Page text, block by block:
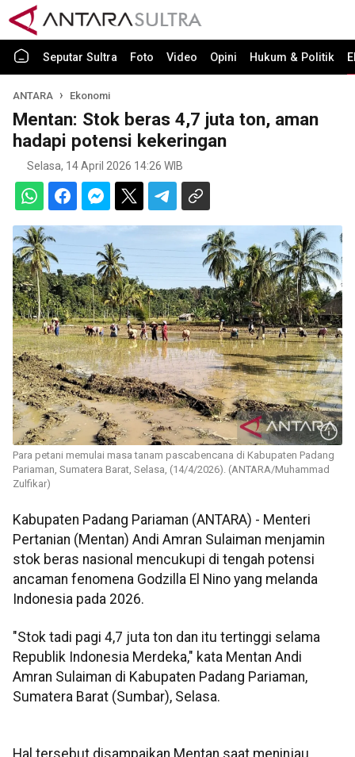
Seputar Sultra Foto Video Opini Hukum & Politik
ANTARA Ekonomi
Mentan: Stok beras 4,7 juta ton, aman
hadapi potensi kekeringan
Selasa, 14 April 2026 14:26 WIB
Para petani memulai masa tanam pascabencana di Kabupaten Padang
Pariaman, Sumatera Barat, Selasa, (14/4/2026). (ANTARA/Muhammad
Zulfikar)
Kabupaten Padang Pariaman (ANTARA) - Menteri
Pertanian (Mentan) Andi Amran Sulaiman menjamin
stok beras nasional mencukupi di tengah potensi
ancaman fenomena Godzilla El Nino yang melanda
Indonesia pada 2026.
"Stok tadi pagi 4,7 juta ton dan itu tertinggi selama
Republik Indonesia Merdeka," kata Mentan Andi
Amran Sulaiman di Kabupaten Padang Pariaman,
Sumatera Barat (Sumbar), Selasa.